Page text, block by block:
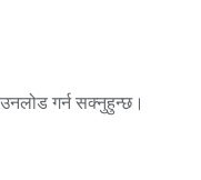
गर्न सक्नुहुन्छ।